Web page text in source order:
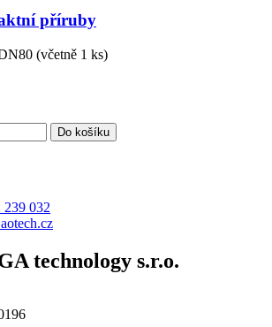
příruby
(včetně 1 ks)
Do košíku
239 032
technology s.r.o.